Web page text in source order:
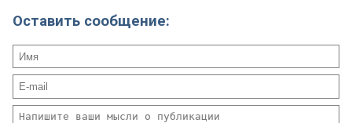
Оставить сообщение: